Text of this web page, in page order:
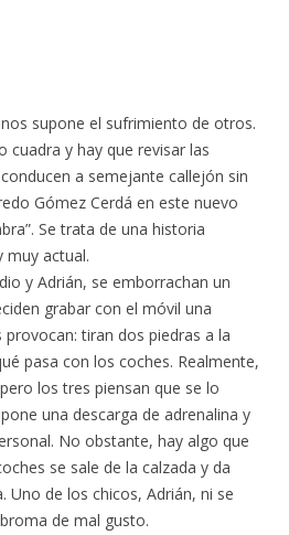
supone el sufrimiento de otros.
cuadra y hay que revisar las
a semejante callejón sin
Gómez Cerdá en este nuevo
Se trata de una historia
muy actual.
y Adrián, se emborrachan un
grabar con el móvil una
tiran dos piedras a la
pasa con los coches. Realmente,
los tres piensan que se lo
una descarga de adrenalina y
No obstante, hay algo que
se sale de la calzada y da
Uno de los chicos, Adrián, ni se
de mal gusto.